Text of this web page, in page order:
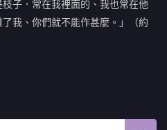
子．常在我裡面的、我也常在他
我、你們就不能作甚麼。」（約